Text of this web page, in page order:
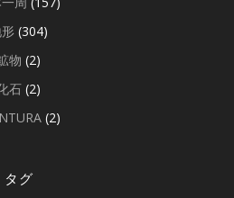
(304)
物 (2)
石 (2)
(2)
タグ